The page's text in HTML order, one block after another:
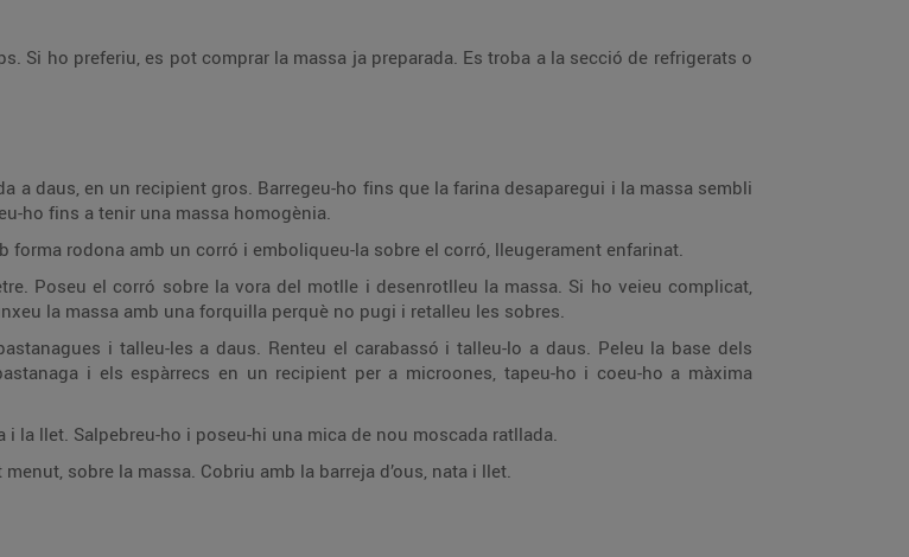
Si ho preferiu, es pot comprar la massa ja preparada. Es troba a la secció de refrigerats o
a daus, en un recipient gros. Barregeu-ho fins que la farina desaparegui i la massa sembli
ho fins a tenir una massa homogènia.
forma rodona amb un corró i emboliqueu-la sobre el corró, lleugerament enfarinat.
Poseu el corró sobre la vora del motlle i desenrotlleu la massa. Si ho veieu complicat,
la massa amb una forquilla perquè no pugi i retalleu les sobres.
i talleu-les a daus. Renteu el carabassó i talleu-lo a daus. Peleu la base dels
i els espàrrecs en un recipient per a microones, tapeu-ho i coeu-ho a màxima
la llet. Salpebreu-ho i poseu-hi una mica de nou moscada ratllada.
sobre la massa. Cobriu amb la barreja d’ous, nata i llet.